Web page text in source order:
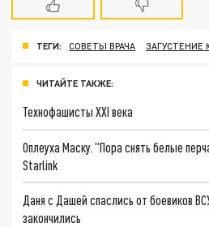
ТЕГИ: СОВЕТЫ ВРАЧА ЗАГУСТЕНИЕ
ЧИТАЙТЕ ТАКЖЕ:
Технофашисты XXI века
Оплеуха Маску. "Пора снять белые
Starlink
Даня с Дашей спаслись от боевиков
закончились